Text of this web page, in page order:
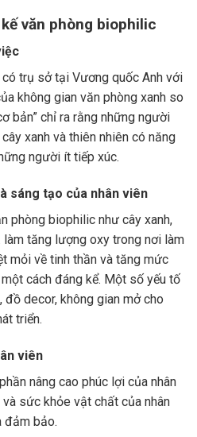
văn phòng biophilic
trụ sở tại Vương quốc Anh với
không gian văn phòng xanh so
bản” chỉ ra rằng những người
xanh và thiên nhiên có năng
người ít tiếp xúc.
sáng tạo của nhân viên
phòng biophilic như cây xanh,
tăng lượng oxy trong nơi làm
mỏi về tinh thần và tăng mức
cách đáng kể. Một số yếu tố
decor, không gian mở cho
triển.
viên
nâng cao phúc lợi của nhân
sức khỏe vật chất của nhân
đảm bảo.